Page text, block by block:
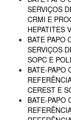
SERVIÇOS
CRMI E
HEPATITES
BATE PAPO
SERVIÇOS
SOPC E
BATE-PAPO
CEREST E
BATE-PAPO